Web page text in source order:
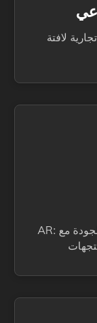
لافتة
AR: قم بتوسيع شعارات ورسوم العملاء عالية الجودة مع